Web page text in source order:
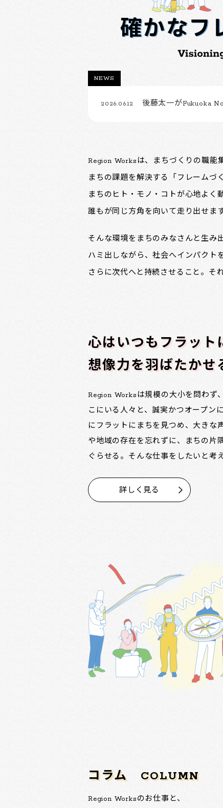
NEWS
2026.06.12 後藤太一がFukuoka
Region Worksは、まちづくりの職能
まちの課題を解決する「フレームづ
まちのヒト・モノ・コトが心地よく
誰もが同じ方角を向いて走り出せます
そんな環境をまちのみなさんと生み
ハミ出しながら、社会へインパクト
さらに次代へと持続させること。そ
心はいつもフラット
想像力を羽ばたかせ
Region Worksは規模の大小を問わず
こにいる人々と、誠実かつオープン
にフラットにまちを見つめ、大きな
や地域の存在を忘れずに、まちの片
ぐらせる。そんな仕事をしたいと考
詳しく見る
コラム COLUMN
Region Worksのお仕事と、